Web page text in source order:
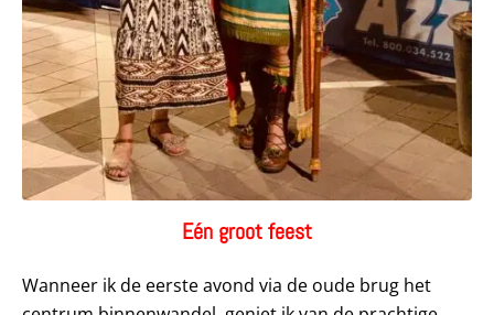
Eén groot feest
Wanneer ik de eerste avond via de oude brug het